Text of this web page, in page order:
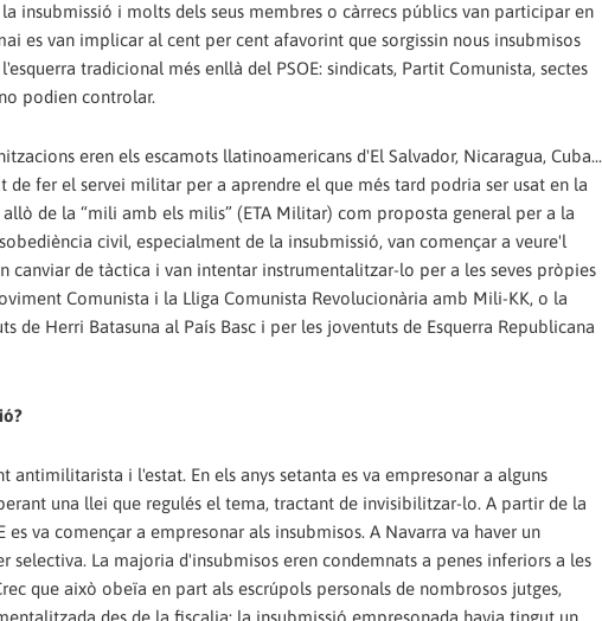
insubmissió i molts dels seus membres o càrrecs públics van participar en
es van implicar al cent per cent afavorint que sorgissin nous insubmisos
tradicional més enllà del PSOE: sindicats, Partit Comunista, sectes
podien controlar.
eren els escamots llatinoamericans d'El Salvador, Nicaragua, Cuba...
fer el servei militar per a aprendre el que més tard podria ser usat en la
de la “mili amb els milis” (ETA Militar) com proposta general per a la
civil, especialment de la insubmissió, van començar a veure'l
canviar de tàctica i van intentar instrumentalitzar-lo per a les seves pròpies
Comunista i la Lliga Comunista Revolucionària amb Mili-KK, o la
de Herri Batasuna al País Basc i per les joventuts de Esquerra Republicana
antimilitarista i l'estat. En els anys setanta es va empresonar a alguns
una llei que regulés el tema, tractant de invisibilitzar-lo. A partir de la
va començar a empresonar als insubmisos. A Navarra va haver un
selectiva. La majoria d'insubmisos eren condemnats a penes inferiors a les
que això obeïa en part als escrúpols personals de nombrosos jutges,
des de la fiscalia: la insubmissió empresonada havia tingut un